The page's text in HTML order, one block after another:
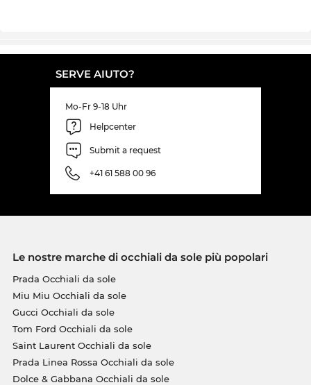
SERVE AIUTO?
Mo-Fr 9-18 Uhr
Helpcenter
Submit a request
+41 61 588 00 96
Le nostre marche di occhiali da sole più popolari
Prada Occhiali da sole
Miu Miu Occhiali da sole
Gucci Occhiali da sole
Tom Ford Occhiali da sole
Saint Laurent Occhiali da sole
Prada Linea Rossa Occhiali da sole
Dolce & Gabbana Occhiali da sole